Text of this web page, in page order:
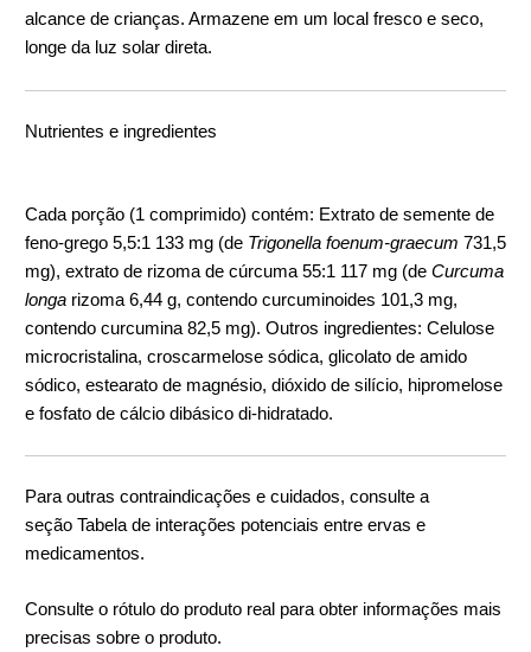
alcance de crianças. Armazene em um local fresco e seco,
longe da luz solar direta.
Nutrientes e ingredientes
Cada porção (1 comprimido) contém: Extrato de semente de
feno-grego 5,5:1 133 mg (de Trigonella foenum-graecum 731,5
mg), extrato de rizoma de cúrcuma 55:1 117 mg (de Curcuma
longa rizoma 6,44 g, contendo curcuminoides 101,3 mg,
contendo curcumina 82,5 mg). Outros ingredientes: Celulose
microcristalina, croscarmelose sódica, glicolato de amido
sódico, estearato de magnésio, dióxido de silício, hipromelose
e fosfato de cálcio dibásico di-hidratado.
Para outras contraindicações e cuidados, consulte a
seção Tabela de interações potenciais entre ervas e
medicamentos.
Consulte o rótulo do produto real para obter informações mais
precisas sobre o produto.